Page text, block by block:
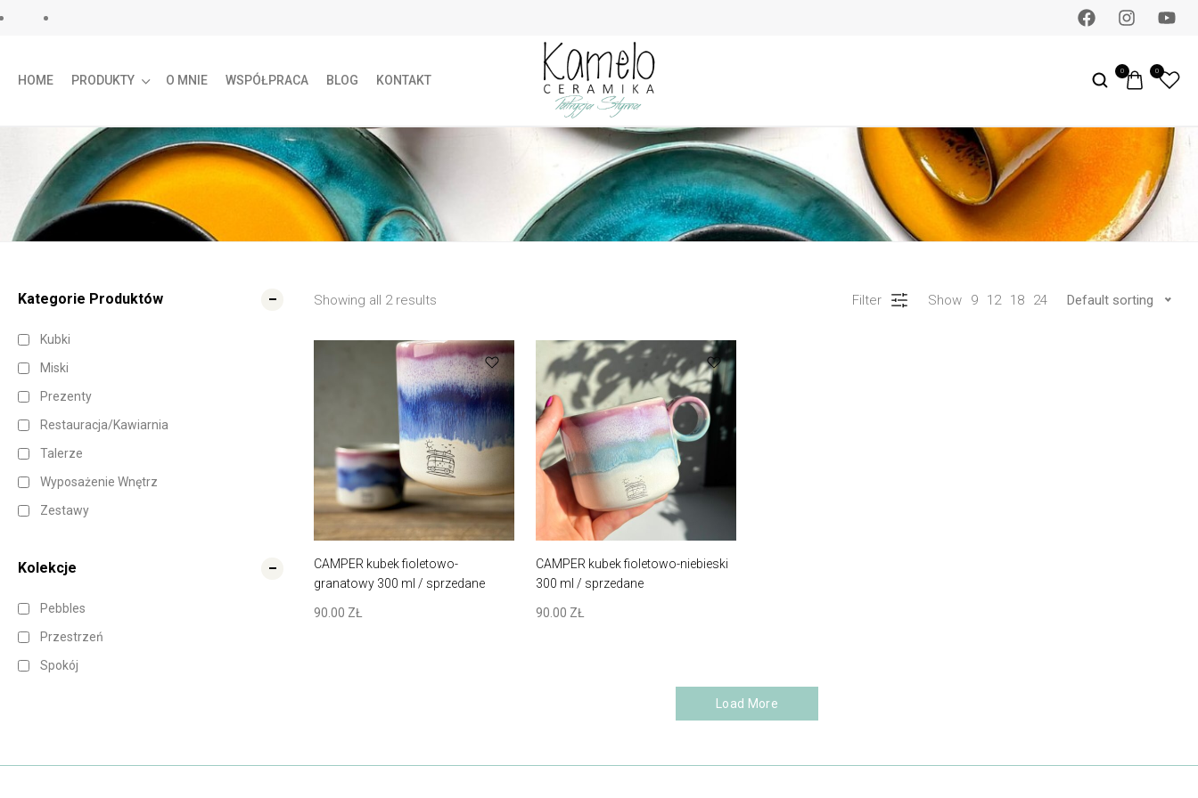
HOME PRODUKTY O MNIE WSPÓŁPRACA BLOG KONTAKT
0 0
PRODUCTS CAMPER LIFE
camper life
Kategorie Produktów
Kubki
Miski
Prezenty
Restauracja/kawiarnia
Talerze
Wyposażenie Wnętrz
Zestawy
Kolekcje
Pebbles
Przestrzeń
Spokój
Showing all 2 results Filter Show 9 12 18 24 Default sorting
CAMPER kubek fioletowo-
granatowy 300 ml / sprzedane
90.00 ZŁ
CAMPER kubek fioletowo-niebieski
300 ml / sprzedane
90.00 ZŁ
Load More